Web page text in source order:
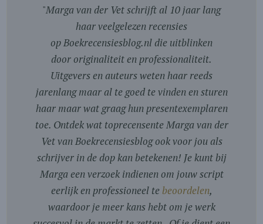
"Marga van der Vet schrijft al 10 jaar lang
haar veelgelezen recensies
op Boekrecensiesblog.nl die uitblinken
door originaliteit en professionaliteit.
Uitgevers en auteurs weten haar reeds
jarenlang maar al te goed te vinden en sturen
haar maar wat graag hun presentexemplaren
toe. Ontdek wat toprecensente Marga van der
Vet van Boekrecensiesblog ook voor jou als
schrijver in de dop kan betekenen! Je kunt bij
Marga een verzoek indienen om jouw script
eerlijk en professioneel te beoordelen,
waardoor je meer kans hebt om je werk